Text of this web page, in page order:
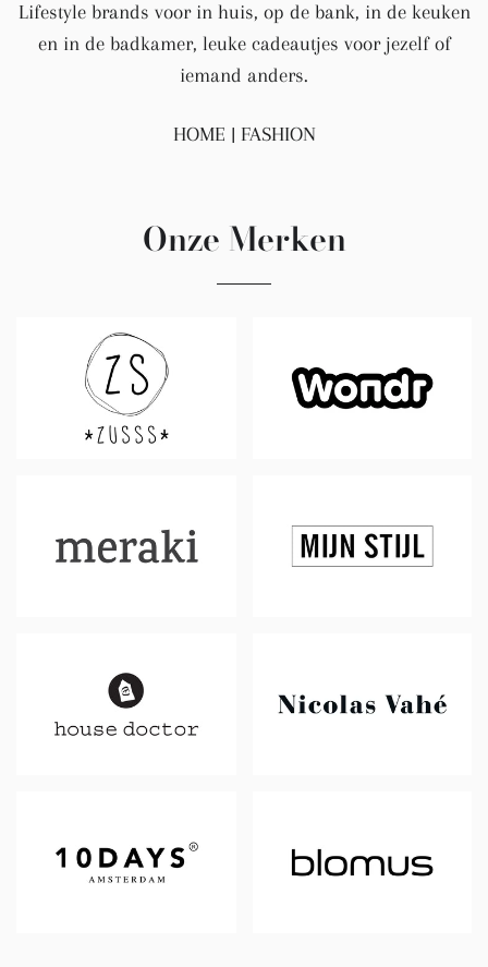
Lifestyle brands voor in huis, op de bank, in de keuken
en in de badkamer, leuke cadeautjes voor jezelf of
iemand anders.
HOME | FASHION
Onze Merken